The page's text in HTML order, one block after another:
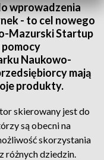
wprowadzenia
- to cel nowego
Mazurski Startup
Naukowo-
mają
produkty.
skierowany jest do
są obecni na
skorzystania
różnych dziedzin.